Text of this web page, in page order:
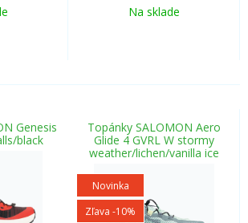
Na sklade
Genesis
black
Topánky SALOMON Aero
Glide 4 GVRL W stormy
weather/lichen/vanilla ice
Novinka
Zľava -10%